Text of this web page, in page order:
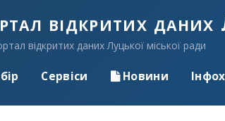
відкритих даних
відкритих даних Луцької міської ради
Сервіси Новини